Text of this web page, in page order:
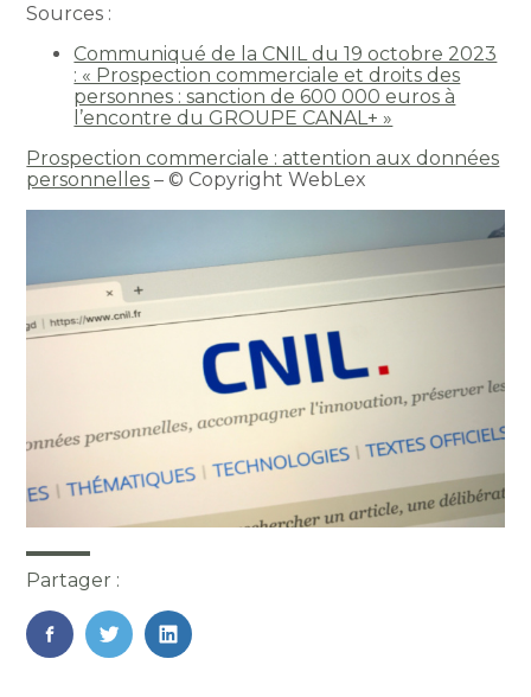
Sources :
Communiqué de la CNIL du 19 octobre 2023
: « Prospection commerciale et droits des
personnes : sanction de 600 000 euros à
l’encontre du GROUPE CANAL+ »
Prospection commerciale : attention aux données
personnelles – © Copyright WebLex
Partager :
FaceBook
TwitterLinkedIn